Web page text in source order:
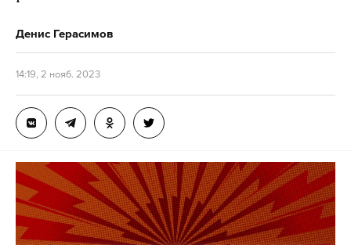
участников организации и нашли у них
видеонаблюдения и документы.
было нарушение деятельности органов
государственной власти. Пятерых членов
преступного объединения задержали и
предъявили им обвинения в рамках уголовного
Денис Герасимов
14:19, 2 нояб. 2023